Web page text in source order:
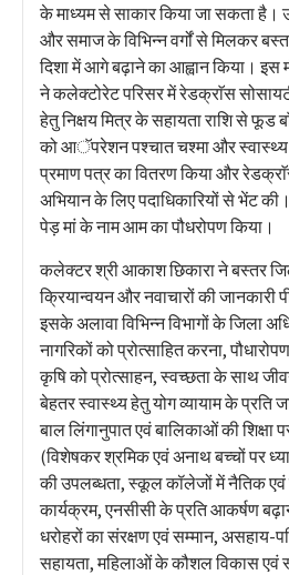
के माध्यम से साकार किया जा सकता है।
और समाज के विभिन्न वर्गों से मिलकर
दिशा में आगे बढ़ाने का आह्वान किया। इस
ने कलेक्टोरेट परिसर में रेडक्राॅस
हेतु निक्षय मित्र के सहायता राशि से फूड
को आॅपरेशन पश्चात चश्मा और स्वास्थ्य
प्रमाण पत्र का वितरण किया और
अभियान के लिए पदाधिकारियों से भेंट
पेड़ मां के नाम आम का पौधरोपण किया।
कलेक्टर श्री आकाश छिकारा ने बस्तर
क्रियान्वयन और नवाचारों की जानकारी
इसके अलावा विभिन्न विभागों के जिला
नागरिकों को प्रोत्साहित करना,
कृषि को प्रोत्साहन, स्वच्छता के साथ
बेहतर स्वास्थ्य हेतु योग व्यायाम के प्रति
बाल लिंगानुपात एवं बालिकाओं की शिक्षा
(विशेषकर श्रमिक एवं अनाथ बच्चों पर
की उपलब्धता, स्कूल कॉलेजों में नैतिक
कार्यक्रम, एनसीसी के प्रति आकर्षण
धरोहरों का संरक्षण एवं सम्मान, असहाय-
सहायता, महिलाओं के कौशल विकास एवं